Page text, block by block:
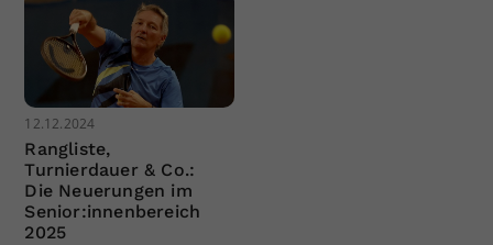
12.12.2024
Rangliste,
Turnierdauer & Co.:
Die Neuerungen im
Senior:innenbereich
2025